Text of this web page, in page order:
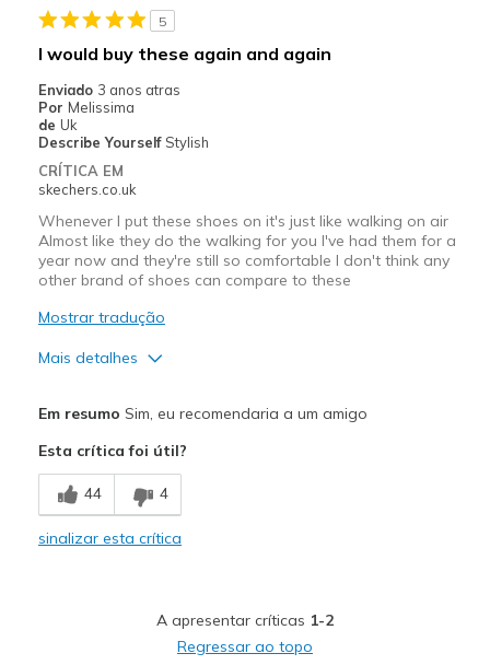
5
I would buy these again and again
Enviado 3 anos atras
Por Melissima
de Uk
Describe Yourself Stylish
CRÍTICA EM
skechers.co.uk
Whenever I put these shoes on it's just like walking on air
Almost like they do the walking for you I've had them for a
year now and they're still so comfortable I don't think any
other brand of shoes can compare to these
Mostrar tradução
Mais detalhes
Breathe Well
Comfortable
Melhores utilizações
Em resumo Sim, eu recomendaria a um amigo
Esta crítica foi útil?
44 4
sinalizar esta crítica
A apresentar críticas 1-2
Regressar ao topo